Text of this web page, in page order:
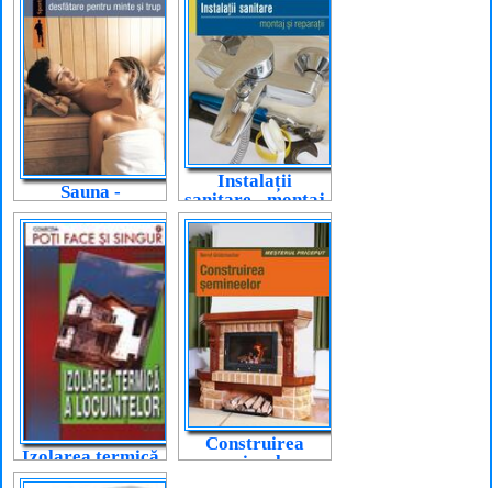
Sauna -
desfătare pentru
minte și trup
Instalații
sanitare - montaj
și reparații
Izolarea termică
a locuințelor
Construirea
șemineelor